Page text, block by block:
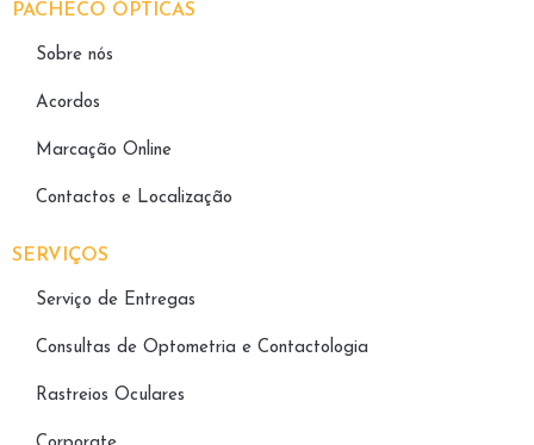
PACHECO ÓPTICAS
Sobre nós
Acordos
Marcação Online
Contactos e Localização
SERVIÇOS
Serviço de Entregas
Consultas de Optometria e Contactologia​
Rastreios Oculares